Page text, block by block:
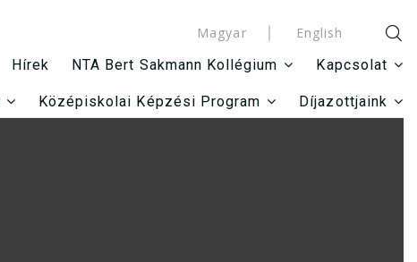
Magyar
English
Hírek NTA Bert Sakmann Kollégium Kapcsolat
Középiskolai Képzési Program Díjazottjaink